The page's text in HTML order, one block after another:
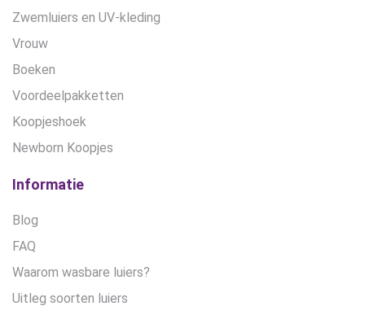
Zwemluiers en UV-kleding
Vrouw
Boeken
Voordeelpakketten
Koopjeshoek
Newborn Koopjes
Informatie
Blog
FAQ
Waarom wasbare luiers?
Uitleg soorten luiers